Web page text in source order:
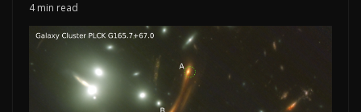
4 min read